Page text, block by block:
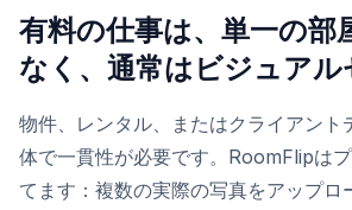
有料の仕事は、単一の部
なく、通常はビジュア
物件、レンタル、またはクライアント
体で一貫性が必要です。RoomFlipは
てます：複数の実際の写真をアップロ